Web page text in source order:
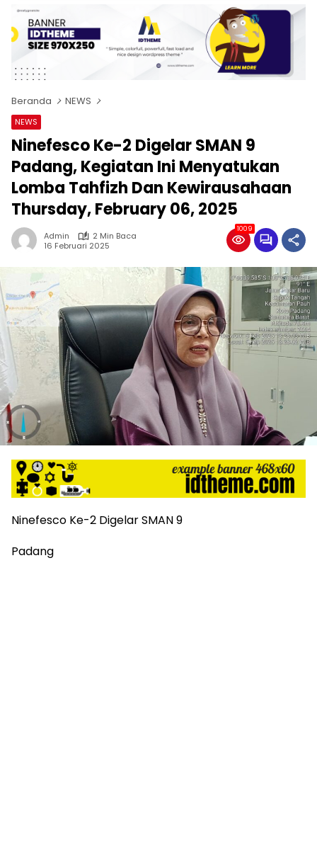
Beranda NEWS
NEWS
Ninefesco Ke-2 Digelar SMAN 9
Padang, Kegiatan Ini Menyatukan
Lomba Tahfizh Dan Kewirausahaan
Thursday, February 06, 2025
Admin
2 Min Baca
16 Februari 2025
1009
Ninefesco Ke-2 Digelar SMAN 9
Padang